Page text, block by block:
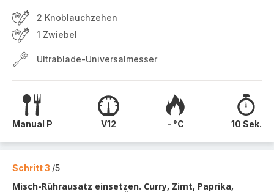
2 Knoblauchzehen
1 Zwiebel
Ultrablade-Universalmesser
Manual P V12 - °C 10 Sek.
Schritt 3 /5
Misch-Rührausatz einsetzen. Curry, Zimt, Paprika,